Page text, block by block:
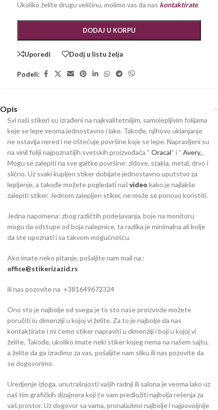
Ukoliko želite drugu veličinu, molimo vas da nas kontaktirate.
DODAJ U KORPU
Uporedi Dodj u listu želja
Podeli:
Opis
Svi naši stikeri su izrađeni na najkvalitetniijim, samolepljivim folijama
koje se lepe veoma jednostavno i lako. Takođe, njihovo uklanjanje
ne ostavlja nered i ne oštećuje površine koje se lepe. Napravljeni su
na vinil foliji najpoznatijih svetskih proizvođača “ Oracal“ i “ Avery„.
Mogu se zalepiti na sve galtke površine: zidove, stakla, metal, drvo i
slično. Uz svaki kupljen stiker dobijate jednostavno uputstvo za
lepljenje, a takođe možete pogledati našvideo kako je najlakše
zalepiti stiker. Jednom zalepljen stiker, ne može se ponovo koristiti.
Jedna napomena: zbog različtih podešavanja, boje na monitoru
mogu da odstupe od boja nalepnice, ta razlika je minimalna ali bolje
da ste upoznati i sa takvom mogućnošću.
Ako imate neko pitanje, pošaljite nam mail na :
office@stikerizazid.rs
ili nas pozovite na +381649672324
Ono sto je najbolje od svega je to sto nase proizvode možete
poručiti iu dimenziji u kojoj vi želite. Za to je najbolje da nas
kontaktirate i mi ćemo stiker napraviti u dimenziji i boji u kojoj vi
želite. Takođe, ukoliko imate neki stiker kojeg nema na našem sajtu,
a želite da ga izradimo za vas, pošaljite nam sliku ili nas pozovite da
se dogovorimo.
Uredjenje izloga, unutrašnjosti vaših radnji ili salona je veoma lako uz
naš tim grafičkih dizajnera koji će vam predložiti najbolja rešenja za
vaš prostor. Uz dogovor sa vama, pronalazimo najbolje i najpovoljnije